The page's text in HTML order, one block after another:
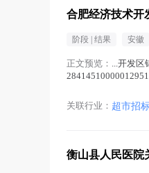
合肥经济技术开
阶段 | 结果 安徽
正文预览： ...开发区
关联行业： 超市招
衡山县人民医院